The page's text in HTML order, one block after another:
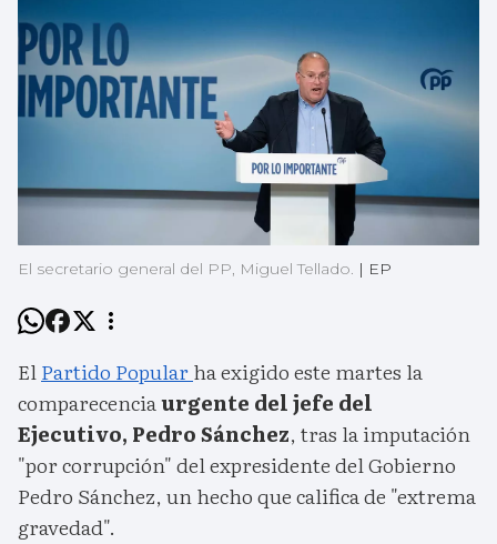
El secretario general del PP, Miguel Tellado. | EP
ElPartido Popularha exigido este martes la
comparecenciaurgente del jefe del
Ejecutivo, Pedro Sánchez, tras la imputación
"por corrupción" del expresidente del Gobierno
Pedro Sánchez, un hecho que califica de "extrema
gravedad".